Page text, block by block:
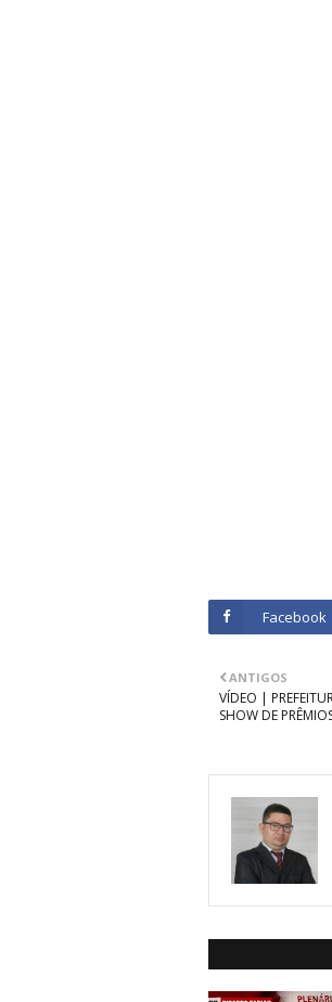
Facebook
ANTIGOS
VÍDEO |
SHOW DE